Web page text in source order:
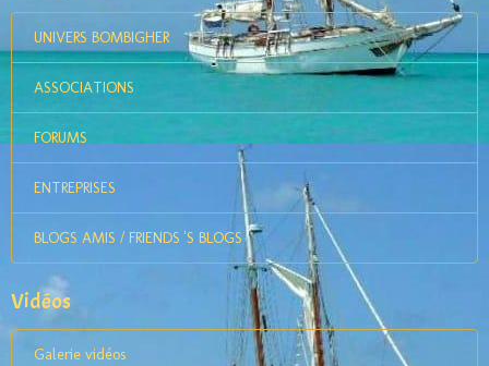
UNIVERS BOMBIGHER
ASSOCIATIONS
FORUMS
ENTREPRISES
BLOGS AMIS / FRIENDS 'S BLOGS
Vidéos
Galerie vidéos